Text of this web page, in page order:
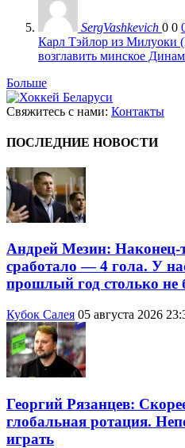
SergVashkevich 0 0
Карл Тэйлор из Милуоки
возглавить минское
Больше
Свяжитесь с нами: Контакты
ПОСЛЕДНИЕ НОВОСТИ
Андрей Мезин: Наконец-
сработало — 4 гола. У
прошлый год столько не
Кубок Салея 05 августа 2026
Георгий Рязанцев:
глобальная ротация.
играть